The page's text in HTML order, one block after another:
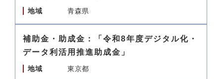
地域 青森県
補助金・助成金：「令和8年度デジタル化・
データ利活用推進助成金」
地域 東京都